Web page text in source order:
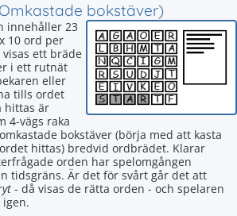
bokstäver)
innehåller 23
10 ord per
ett bräde
i ett rutnät
eller
tills ordet
hittas är
4-vägs raka
bokstäver (börja med att kasta
hittas) bredvid ordbrädet. Klarar
orden har spelomgången
tidsgräns. Är det för svårt går det att
- då visas de rätta orden - och spelaren